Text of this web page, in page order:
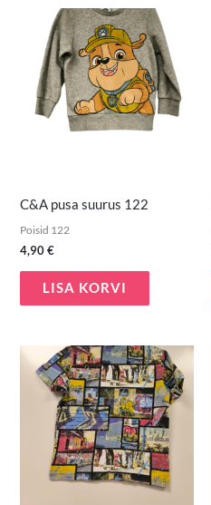
C&A pusa suurus 122
Poisid 122
4,90€
LISA KORVI